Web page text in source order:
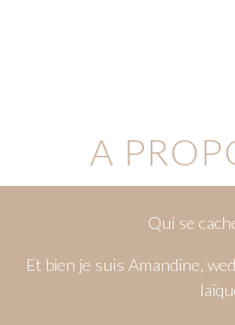
A
Qui se
Et bien je suis Amandine,